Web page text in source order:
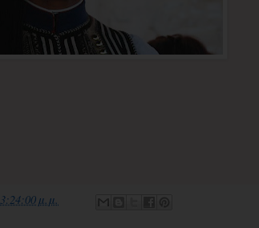
3:24:00 μ.μ.